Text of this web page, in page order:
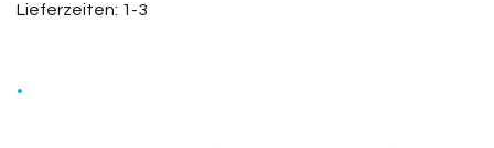
Lieferzeiten: 1-3
.